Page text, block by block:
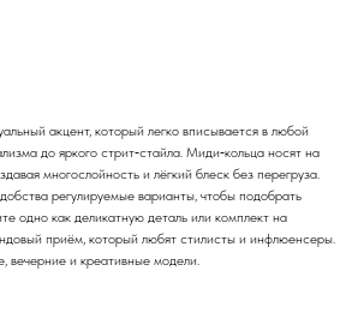
акцент, который легко вписывается в любой
до яркого стрит‑стайла. Миди‑кольца носят на
многослойность и лёгкий блеск без перегруза.
регулируемые варианты, чтобы подобрать
одно как деликатную деталь или комплект на
приём, который любят стилисты и инфлюенсеры.
вечерние и креативные модели.